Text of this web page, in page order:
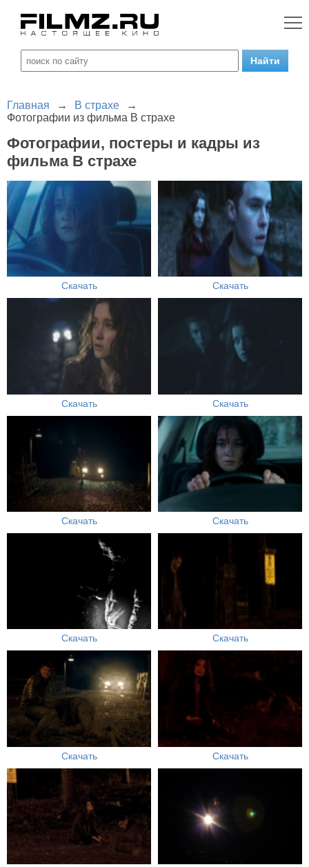
Главная → В страхе
→
Фотографии из фильма В страхе
Фотографии, постеры и кадры из
фильма В страхе
Скачать Скачать
Скачать Скачать
Скачать Скачать
Скачать Скачать
Скачать Скачать